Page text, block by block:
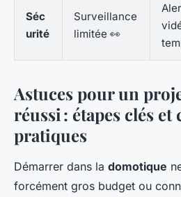
Séc
urité
Surveillance
limitée 👀
Astuces pour un
réussi : étapes clés et
pratiques
Démarrer dans la domotique
forcément gros budget ou